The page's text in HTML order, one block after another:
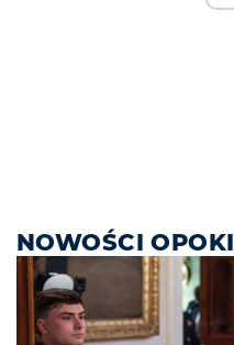
NOWOŚCI OPOKI